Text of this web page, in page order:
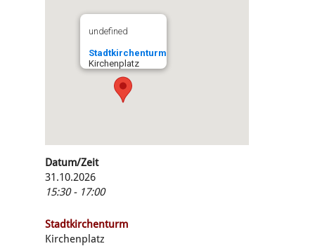
undefined
Stadtkirchenturm
Kirchenplatz
Datum/Zeit
31.10.2026
15:30 - 17:00
Stadtkirchenturm
Kirchenplatz